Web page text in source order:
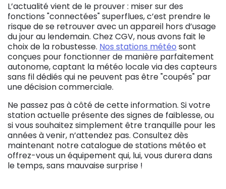
L’actualité vient de le prouver : miser sur des
fonctions "connectées" superflues, c’est prendre le
risque de se retrouver avec un appareil hors d’usage
du jour au lendemain. Chez CGV, nous avons fait le
choix de la robustesse. Nos stations météo sont
conçues pour fonctionner de manière parfaitement
autonome, captant la météo locale via des capteurs
sans fil dédiés qui ne peuvent pas être "coupés" par
une décision commerciale.
Ne passez pas à côté de cette information. Si votre
station actuelle présente des signes de faiblesse, ou
si vous souhaitez simplement être tranquille pour les
années à venir, n’attendez pas. Consultez dès
maintenant notre catalogue de stations météo et
offrez-vous un équipement qui, lui, vous durera dans
le temps, sans mauvaise surprise !